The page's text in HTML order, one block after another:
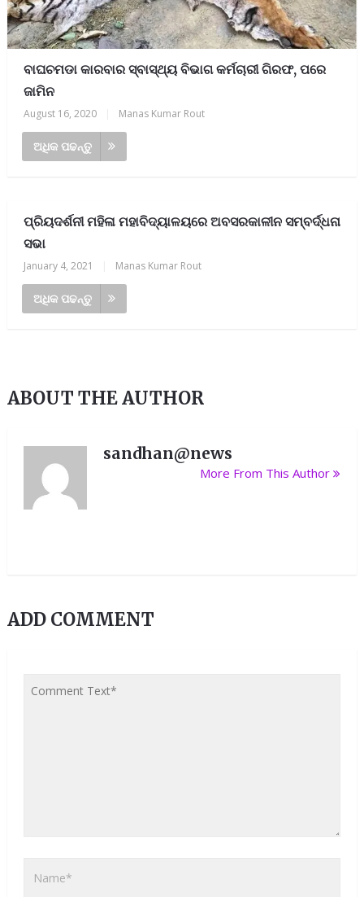
ବାଘଚମଡା କାରବାର ସ୍ବାସ୍ଥ୍ୟ ବିଭାଗ କର୍ମଚାରୀ ଗିରଫ, ପରେ
ଜାମିନ
August 16, 2020 Manas Kumar Rout
ଅଧିକ ପଢନ୍ତୁ
ପ୍ରିୟଦର୍ଶନୀ ମହିଳା ମହାବିଦ୍ୟାଳୟରେ ଅବସରକାଳୀନ ସମ୍ବର୍ଦ୍ଧନା
ସଭା
January 4, 2021 Manas Kumar Rout
ଅଧିକ ପଢନ୍ତୁ
ABOUT THE AUTHOR
sandhan@news
More From This Author
ADD COMMENT